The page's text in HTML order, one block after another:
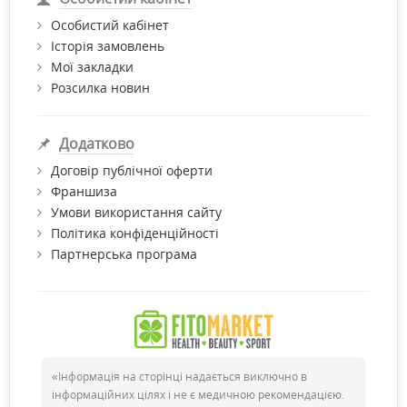
для кого підбирається комплекс;
поєднання мікроелементів і спортивних вітамінів;
додаткові добавки (кислоти, полікомпоненти).
магазині "Фітомаркет". Також Ви можете отримати безплатну
консультацію провізора та вибрати свої вітаміни для качків.
Бажаємо Вам приємних покупок!
Особистий кабінет
Історія замовлень
Мої закладки
Розсилка новин
Додатково
Договір публічної оферти
Франшиза
Умови використання сайту
Політика конфіденційності
Партнерська програма
«Інформація на сторінці надається виключно в
інформаційних цілях і не є медичною рекомендацією.